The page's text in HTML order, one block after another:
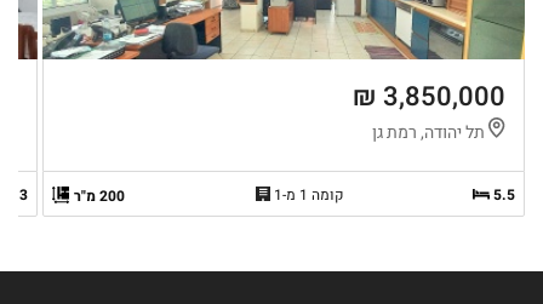
3,850,000 ₪
תל יהודה, רמת גן
5.5 קומה 1 מ-1 200 מ"ר 3